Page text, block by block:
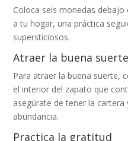
Coloca seis monedas
a tu hogar, una práctica
supersticiosos.
Atraer la buena suerte
Para atraer la buena suerte,
el interior del zapato que
asegúrate de tener la
abundancia.
Practica la gratitud